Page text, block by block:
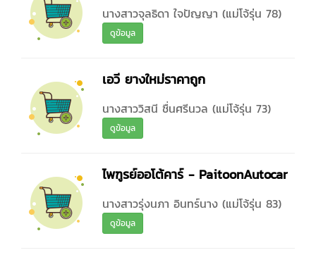
นางสาวจุลธิดา ใจปัญญา (แม่โจ้รุ่น 78)
ดูข้อมูล
เอวี ยางใหม่ราคาถูก
นางสาววิสนี ชื่นศรีนวล (แม่โจ้รุ่น 73)
ดูข้อมูล
ไพฑูรย์ออโต้คาร์ - PaitoonAutocar
นางสาวรุ่งนภา อินทร์นาง (แม่โจ้รุ่น 83)
ดูข้อมูล